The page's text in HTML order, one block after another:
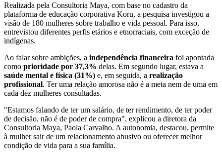
Realizada pela Consultoria Maya, com base no cadastro da
plataforma de educação corporativa Koru, a pesquisa investigou a
visão de 180 mulheres sobre trabalho e vida pessoal. Para isso,
entrevistou diferentes perfis etários e etnorraciais, com exceção de
indígenas.
Ao falar sobre ambições, a independência financeira foi apontada
como prioridade por 37,3% delas. Em segundo lugar, estava a
saúde mental e física (31%) e, em seguida, a realização
profissional. Ter uma relação amorosa não é a meta nem de uma em
cada dez mulheres consultadas.
"Estamos falando de ter um salário, de ter rendimento, de ter poder
de decisão, não é de poder de compra", explicou a diretora da
Consultoria Maya, Paola Carvalho. A autonomia, destacou, permite
à mulher sair de um relacionamento abusivo ou oferecer melhor
condição de vida para a sua família.